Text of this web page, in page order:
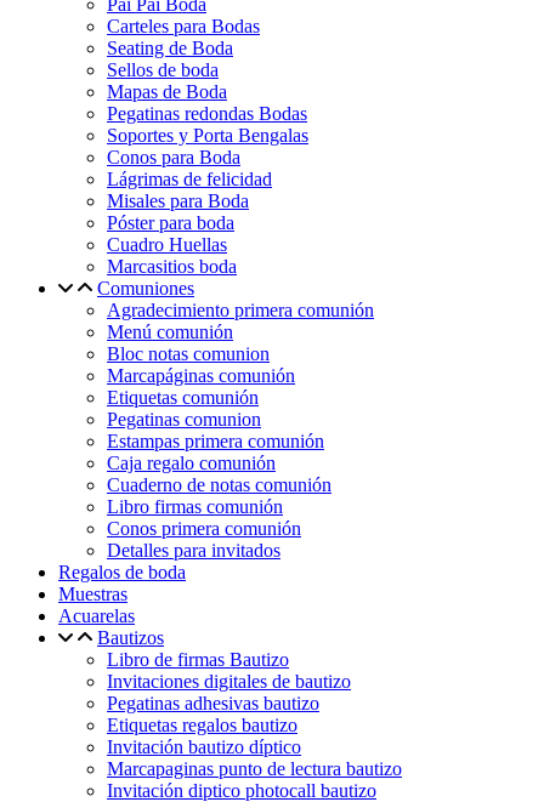
Pai Pai Boda
Carteles para Bodas
Seating de Boda
Sellos de boda
Mapas de Boda
Pegatinas redondas Bodas
Soportes y Porta Bengalas
Conos para Boda
Lágrimas de felicidad
Misales para Boda
Póster para boda
Cuadro Huellas
Marcasitios boda
Comuniones
Agradecimiento primera comunión
Menú comunión
Bloc notas comunion
Marcapáginas comunión
Etiquetas comunión
Pegatinas comunion
Estampas primera comunión
Caja regalo comunión
Cuaderno de notas comunión
Libro firmas comunión
Conos primera comunión
Detalles para invitados
Regalos de boda
Muestras
Acuarelas
Bautizos
Libro de firmas Bautizo
Invitaciones digitales de bautizo
Pegatinas adhesivas bautizo
Etiquetas regalos bautizo
Invitación bautizo díptico
Marcapaginas punto de lectura bautizo
Invitación diptico photocall bautizo